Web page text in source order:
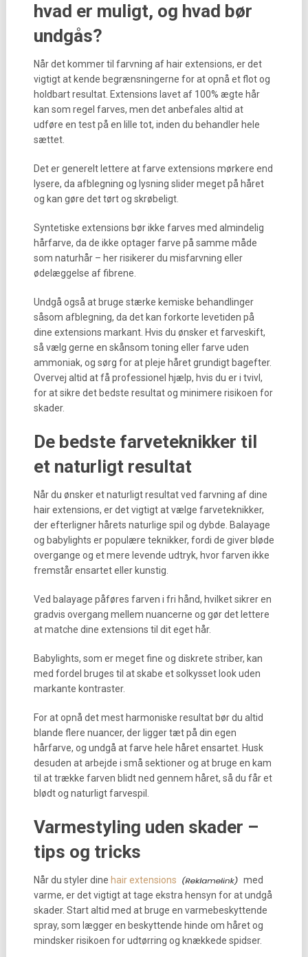
hvad er muligt, og hvad bør
undgås?
Når det kommer til farvning af hair extensions, er det
vigtigt at kende begrænsningerne for at opnå et flot og
holdbart resultat. Extensions lavet af 100% ægte hår
kan som regel farves, men det anbefales altid at
udføre en test på en lille tot, inden du behandler hele
sættet.
Det er generelt lettere at farve extensions mørkere end
lysere, da afblegning og lysning slider meget på håret
og kan gøre det tørt og skrøbeligt.
Syntetiske extensions bør ikke farves med almindelig
hårfarve, da de ikke optager farve på samme måde
som naturhår – her risikerer du misfarvning eller
ødelæggelse af fibrene.
Undgå også at bruge stærke kemiske behandlinger
såsom afblegning, da det kan forkorte levetiden på
dine extensions markant. Hvis du ønsker et farveskift,
så vælg gerne en skånsom toning eller farve uden
ammoniak, og sørg for at pleje håret grundigt bagefter.
Overvej altid at få professionel hjælp, hvis du er i tvivl,
for at sikre det bedste resultat og minimere risikoen for
skader.
De bedste farveteknikker til
et naturligt resultat
Når du ønsker et naturligt resultat ved farvning af dine
hair extensions, er det vigtigt at vælge farveteknikker,
der efterligner hårets naturlige spil og dybde. Balayage
og babylights er populære teknikker, fordi de giver bløde
overgange og et mere levende udtryk, hvor farven ikke
fremstår ensartet eller kunstig.
Ved balayage påføres farven i fri hånd, hvilket sikrer en
gradvis overgang mellem nuancerne og gør det lettere
at matche dine extensions til dit eget hår.
Babylights, som er meget fine og diskrete striber, kan
med fordel bruges til at skabe et solkysset look uden
markante kontraster.
For at opnå det mest harmoniske resultat bør du altid
blande flere nuancer, der ligger tæt på din egen
hårfarve, og undgå at farve hele håret ensartet. Husk
desuden at arbejde i små sektioner og at bruge en kam
til at trække farven blidt ned gennem håret, så du får et
blødt og naturligt farvespil.
Varmestyling uden skader –
tips og tricks
Når du styler dine hair extensions
med
varme, er det vigtigt at tage ekstra hensyn for at undgå
skader. Start altid med at bruge en varmebeskyttende
spray, som lægger en beskyttende hinde om håret og
mindsker risikoen for udtørring og knækkede spidser.